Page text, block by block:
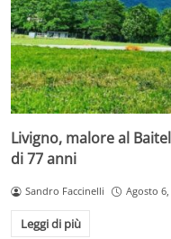
Livigno, malore al
di 77 anni
Sandro Faccinelli Agosto 6,
Leggi di più